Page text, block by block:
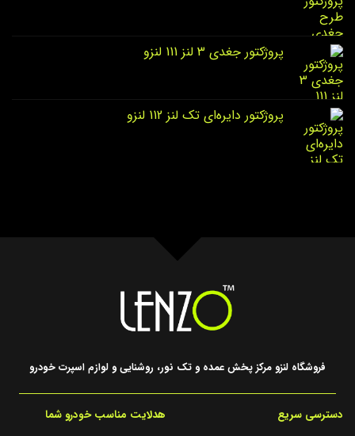
پروژکتور جغدی 3 لنز 111 لنزو
پروژکتور دایره‌ای تک لنز 112 لنزو
فروشگاه لنزو مرکز پخش عمده و تک نور، روشنایی و لوازم اسپرت خودرو
دسترسی سریع
هدلایت مناسب خودرو شما